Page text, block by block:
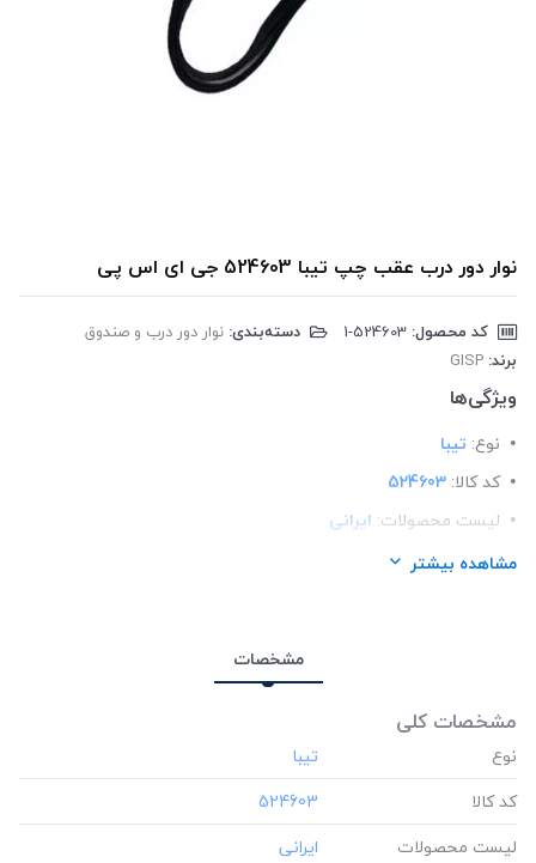
نوار دور درب عقب چپ تیبا 524603 جی ای اس پی
کد محصول: دسته‌بندی: نوار دور درب و صندوق
برند: GISP
ویژگی‌ها
نوع: تیبا
کد کالا: 524603
لیست محصولات: ایرانی
برند:GISP
مشاهده بیشتر
مشخصات
مشخصات کلی
نوع
کد کالا
‎524603
لیست محصولات